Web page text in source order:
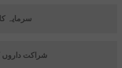
سرمایہ
شراکت داروں